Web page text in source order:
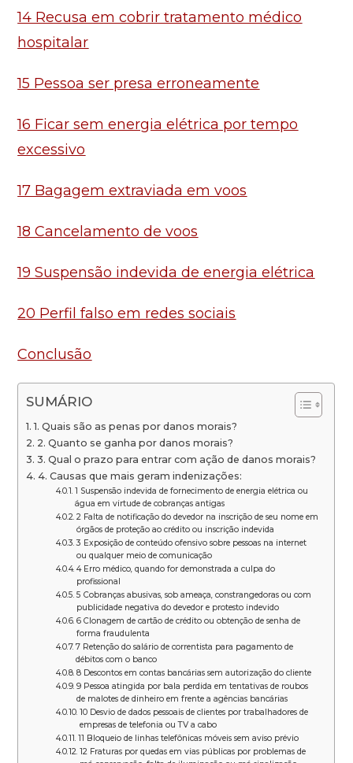
14 Recusa em cobrir tratamento médico
hospitalar
15 Pessoa ser presa erroneamente
16 Ficar sem energia elétrica por tempo
excessivo
17 Bagagem extraviada em voos
18 Cancelamento de voos
19 Suspensão indevida de energia elétrica
20 Perfil falso em redes sociais
Conclusão
SUMÁRIO
1. Quais são as penas por danos morais?
2. Quanto se ganha por danos morais?
3. Qual o prazo para entrar com ação de danos morais?
4. Causas que mais geram indenizações:
1 Suspensão indevida de fornecimento de energia elétrica ou
água em virtude de cobranças antigas
2 Falta de notificação do devedor na inscrição de seu nome em
órgãos de proteção ao crédito ou inscrição indevida
3 Exposição de conteúdo ofensivo sobre pessoas na internet
ou qualquer meio de comunicação
4 Erro médico, quando for demonstrada a culpa do
profissional
5 Cobranças abusivas, sob ameaça, constrangedoras ou com
publicidade negativa do devedor e protesto indevido
6 Clonagem de cartão de crédito ou obtenção de senha de
forma fraudulenta
7 Retenção do salário de correntista para pagamento de
débitos com o banco
8 Descontos em contas bancárias sem autorização do cliente
9 Pessoa atingida por bala perdida em tentativas de roubos
de malotes de dinheiro em frente a agências bancárias
10 Desvio de dados pessoais de clientes por trabalhadores de
empresas de telefonia ou TV a cabo
11 Bloqueio de linhas telefônicas móveis sem aviso prévio
12 Fraturas por quedas em vias públicas por problemas de